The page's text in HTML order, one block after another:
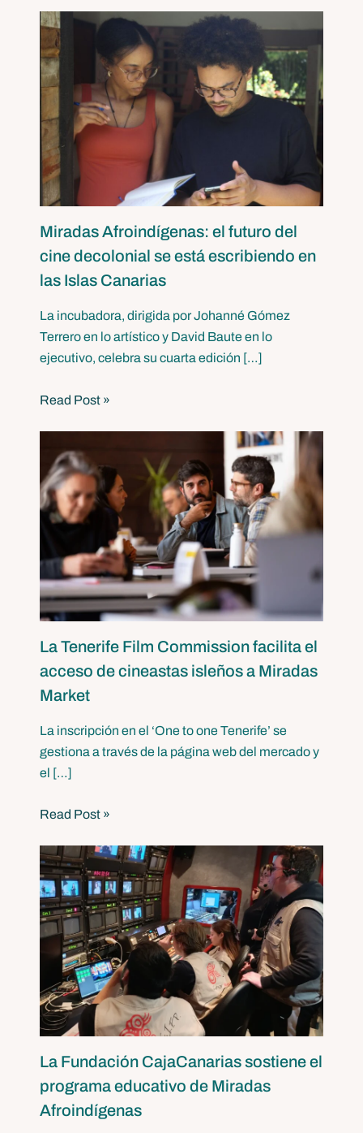
Miradas Afroindígenas: el futuro del
cine decolonial se está escribiendo en
las Islas Canarias
La incubadora, dirigida por Johanné Gómez
Terrero en lo artístico y David Baute en lo
ejecutivo, celebra su cuarta edición […]
Read Post »
La Tenerife Film Commission facilita el
acceso de cineastas isleños a Miradas
Market
La inscripción en el ‘One to one Tenerife’ se
gestiona a través de la página web del mercado y
el […]
Read Post »
La Fundación CajaCanarias sostiene el
programa educativo de Miradas
Afroindígenas